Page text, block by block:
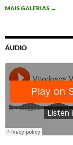
MAIS GALERIAS →
ÁUDIO